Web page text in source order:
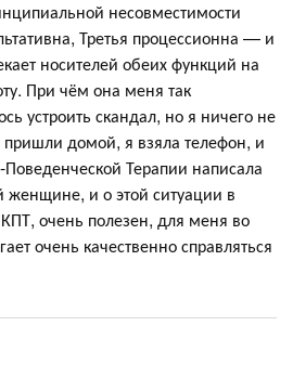
несовместимости
Третья процессионна — и
носителей обеих функций на
При чём она меня так
устроить скандал, но я ничего не
пришли домой, я взяла телефон, и
Терапии написала
женщине, и о этой ситуации в
очень полезен, для меня во
очень качественно справляться